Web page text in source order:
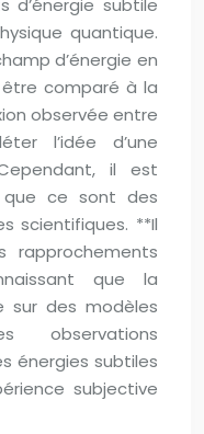
d’énergie subtile
quantique.
d’énergie en
comparé à la
observée entre
l’idée d’une
il est
que ce sont des
scientifiques. **Il
rapprochements
que la
sur des modèles
observations
énergies subtiles
subjective